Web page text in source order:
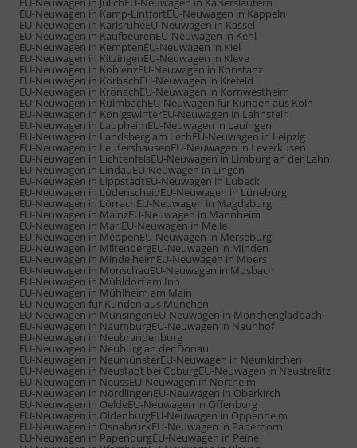
EU-Neuwagen in Kamp-LintfortEU-Neuwagen in Kappeln
EU-Neuwagen in KarlsruheEU-Neuwagen in Kassel
EU-Neuwagen in KaufbeurenEU-Neuwagen in Kehl
EU-Neuwagen in KemptenEU-Neuwagen in Kiel
EU-Neuwagen in KitzingenEU-Neuwagen in Kleve
EU-Neuwagen in KoblenzEU-Neuwagen in Konstanz
EU-Neuwagen in KorbachEU-Neuwagen in Krefeld
EU-Neuwagen in KronachEU-Neuwagen in Kornwestheim
EU-Neuwagen in KulmbachEU-Neuwagen für Kunden aus Köln
EU-Neuwagen in KönigswinterEU-Neuwagen in Lahnstein
EU-Neuwagen in LaupheimEU-Neuwagen in Lauingen
EU-Neuwagen in Landsberg am LechEU-Neuwagen in Leipzig
EU-Neuwagen in LeutershausenEU-Neuwagen in Leverkusen
EU-Neuwagen in LichtenfelsEU-Neuwagen in Limburg an der Lahn
EU-Neuwagen in LindauEU-Neuwagen in Lingen
EU-Neuwagen in LippstadtEU-Neuwagen in Lübeck
EU-Neuwagen in LüdenscheidEU-Neuwagen in Lüneburg
EU-Neuwagen in LörrachEU-Neuwagen in Magdeburg
EU-Neuwagen in MainzEU-Neuwagen in Mannheim
EU-Neuwagen in MarlEU-Neuwagen in Melle
EU-Neuwagen in MeppenEU-Neuwagen in Merseburg
EU-Neuwagen in MiltenbergEU-Neuwagen in Minden
EU-Neuwagen in MindelheimEU-Neuwagen in Moers
EU-Neuwagen in MonschauEU-Neuwagen in Mosbach
EU-Neuwagen in Mühldorf am Inn
EU-Neuwagen in Mühlheim am Main
EU-Neuwagen für Kunden aus München
EU-Neuwagen in MünsingenEU-Neuwagen in Mönchengladbach
EU-Neuwagen in NaumburgEU-Neuwagen in Naunhof
EU-Neuwagen in Neubrandenburg
EU-Neuwagen in Neuburg an der Donau
EU-Neuwagen in NeumünsterEU-Neuwagen in Neunkirchen
EU-Neuwagen in Neustadt bei CoburgEU-Neuwagen in Neustrelitz
EU-Neuwagen in NeussEU-Neuwagen in Northeim
EU-Neuwagen in NördlingenEU-Neuwagen in Oberkirch
EU-Neuwagen in OeldeEU-Neuwagen in Offenburg
EU-Neuwagen in OldenburgEU-Neuwagen in Oppenheim
EU-Neuwagen in OsnabrückEU-Neuwagen in Paderborn
EU-Neuwagen in PapenburgEU-Neuwagen in Peine